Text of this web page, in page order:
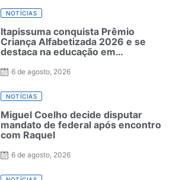
NOTÍCIAS
Itapissuma conquista Prêmio
Criança Alfabetizada 2026 e se
destaca na educação em
6 de agosto, 2026
NOTÍCIAS
Miguel Coelho decide disputar
mandato de federal após encontro
com Raquel
6 de agosto, 2026